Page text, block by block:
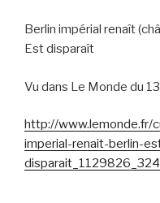
Berlin impérial renaît
Est disparaît
Vu dans Le Monde du
http://www.lemonde.fr/
imperial-renait-berlin-